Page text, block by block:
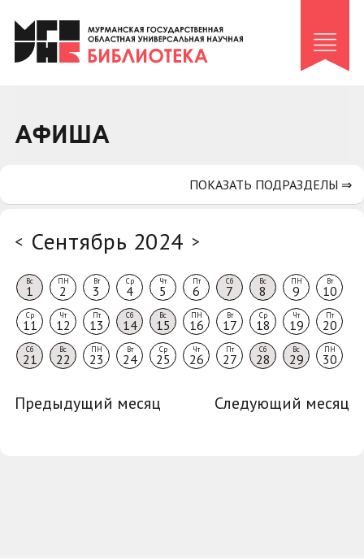
Клуб «Гиря и сельдерей»
Клуб «Семейный архив»
Коллегам
АФИША
< Сентябрь 2024 >
Вс
1
ПН
2
Вт
3
Ср
4
Чт
5
Пт
6
Сб
7
Вс
8
ПН
9
Вт
10
Ср
11
Чт
12
Пт
13
Сб
14
Вс
15
ПН
16
Вт
17
Ср
18
Чт
19
Пт
20
Сб
21
Вс
22
ПН
23
Вт
24
Ср
25
Чт
26
Пт
27
Сб
28
Вс
29
ПН
30
Предыдущий месяц Следующий месяц
ПОКАЗАТЬ ПОДРАЗДЕЛЫ ⇒